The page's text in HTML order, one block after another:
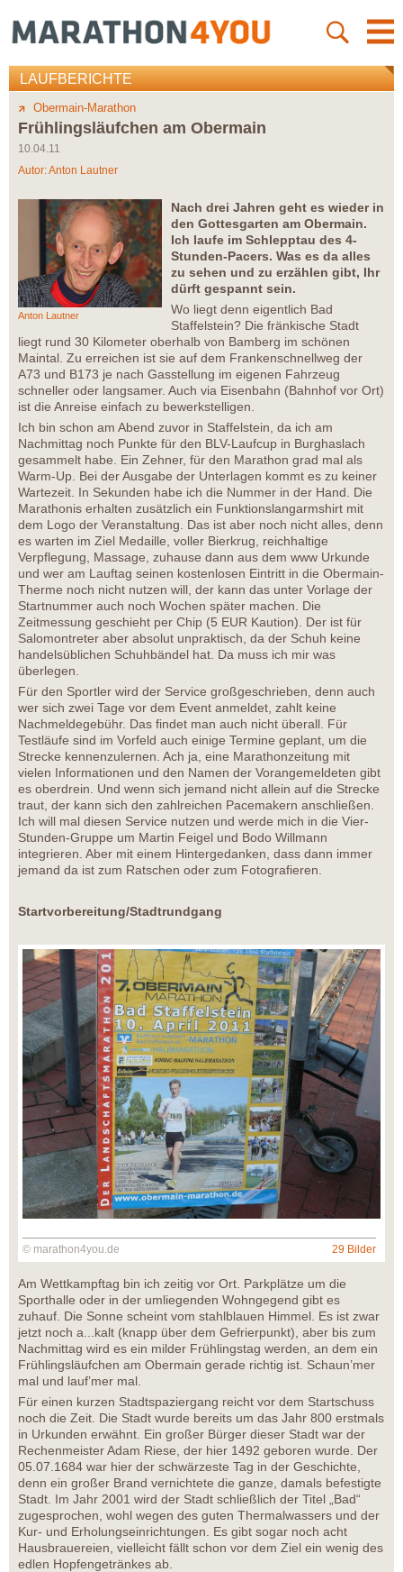
LAUFBERICHTE
Obermain-Marathon
Frühlingsläufchen am Obermain
10.04.11
Autor:Anton Lautner
Anton Lautner
Nach drei Jahren geht es wieder in
den Gottesgarten am Obermain.
Ich laufe im Schlepptau des 4-
Stunden-Pacers. Was es da alles
zu sehen und zu erzählen gibt, Ihr
dürft gespannt sein.
Wo liegt denn eigentlich Bad
Staffelstein? Die fränkische Stadt
liegt rund 30 Kilometer oberhalb von Bamberg im schönen
Maintal. Zu erreichen ist sie auf dem Frankenschnellweg der
A73 und B173 je nach Gasstellung im eigenen Fahrzeug
schneller oder langsamer. Auch via Eisenbahn (Bahnhof vor Ort)
ist die Anreise einfach zu bewerkstelligen.
Ich bin schon am Abend zuvor in Staffelstein, da ich am
Nachmittag noch Punkte für den BLV-Laufcup in Burghaslach
gesammelt habe. Ein Zehner, für den Marathon grad mal als
Warm-Up. Bei der Ausgabe der Unterlagen kommt es zu keiner
Wartezeit. In Sekunden habe ich die Nummer in der Hand. Die
Marathonis erhalten zusätzlich ein Funktionslangarmshirt mit
dem Logo der Veranstaltung. Das ist aber noch nicht alles, denn
es warten im Ziel Medaille, voller Bierkrug, reichhaltige
Verpflegung, Massage, zuhause dann aus dem www Urkunde
und wer am Lauftag seinen kostenlosen Eintritt in die Obermain-
Therme noch nicht nutzen will, der kann das unter Vorlage der
Startnummer auch noch Wochen später machen. Die
Zeitmessung geschieht per Chip (5 EUR Kaution). Der ist für
Salomontreter aber absolut unpraktisch, da der Schuh keine
handelsüblichen Schuhbändel hat. Da muss ich mir was
überlegen.
Für den Sportler wird der Service großgeschrieben, denn auch
wer sich zwei Tage vor dem Event anmeldet, zahlt keine
Nachmeldegebühr. Das findet man auch nicht überall. Für
Testläufe sind im Vorfeld auch einige Termine geplant, um die
Strecke kennenzulernen. Ach ja, eine Marathonzeitung mit
vielen Informationen und den Namen der Vorangemeldeten gibt
es oberdrein. Und wenn sich jemand nicht allein auf die Strecke
traut, der kann sich den zahlreichen Pacemakern anschließen.
Ich will mal diesen Service nutzen und werde mich in die Vier-
Stunden-Gruppe um Martin Feigel und Bodo Willmann
integrieren. Aber mit einem Hintergedanken, dass dann immer
jemand da ist zum Ratschen oder zum Fotografieren.
Startvorbereitung/Stadtrundgang
© marathon4you.de 29 Bilder
Am Wettkampftag bin ich zeitig vor Ort. Parkplätze um die
Sporthalle oder in der umliegenden Wohngegend gibt es
zuhauf. Die Sonne scheint vom stahlblauen Himmel. Es ist zwar
jetzt noch a...kalt (knapp über dem Gefrierpunkt), aber bis zum
Nachmittag wird es ein milder Frühlingstag werden, an dem ein
Frühlingsläufchen am Obermain gerade richtig ist. Schaun’mer
mal und lauf’mer mal.
Für einen kurzen Stadtspaziergang reicht vor dem Startschuss
noch die Zeit. Die Stadt wurde bereits um das Jahr 800 erstmals
in Urkunden erwähnt. Ein großer Bürger dieser Stadt war der
Rechenmeister Adam Riese, der hier 1492 geboren wurde. Der
05.07.1684 war hier der schwärzeste Tag in der Geschichte,
denn ein großer Brand vernichtete die ganze, damals befestigte
Stadt. Im Jahr 2001 wird der Stadt schließlich der Titel „Bad“
zugesprochen, wohl wegen des guten Thermalwassers und der
Kur- und Erholungseinrichtungen. Es gibt sogar noch acht
Hausbrauereien, vielleicht fällt schon vor dem Ziel ein wenig des
edlen Hopfengetränkes ab.